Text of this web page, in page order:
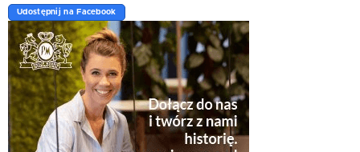
Udostępnij na Facebook